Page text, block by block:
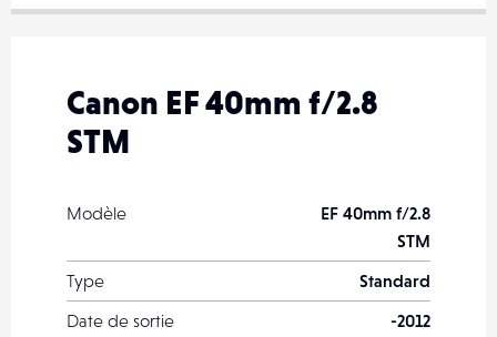
VOTRE
Canon EF 40mm f/2.8
STM
Modèle
EF 40mm f/2.8
STM
Type
Standard
Date de sortie
-2012